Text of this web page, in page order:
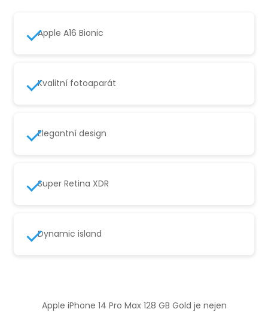
Apple A16 Bionic
Kvalitní fotoaparát
Elegantní design
Super Retina XDR
Dynamic island
Apple iPhone 14 Pro Max 128 GB Gold je nejen